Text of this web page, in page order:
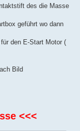
des die Masse
geführt wo dann
den E-Start Motor (
Bild
<<<